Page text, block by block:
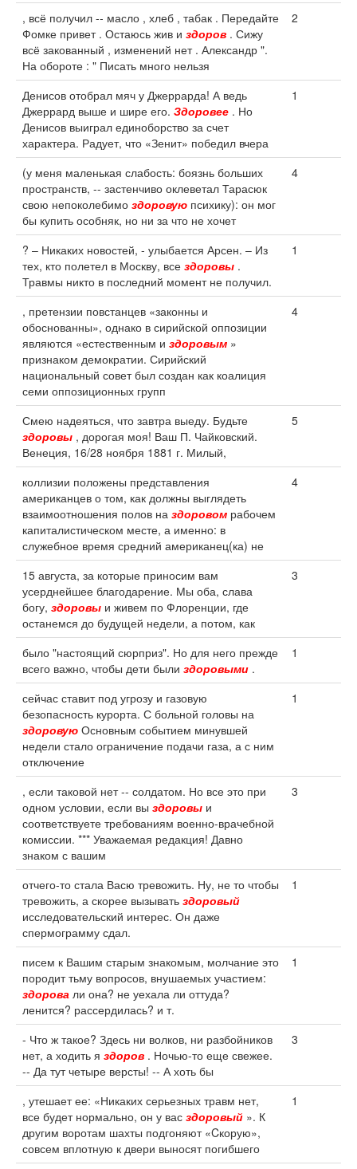
, всё получил -- масло , хлеб , табак . Передайте
Фомке привет . Остаюсь жив и здоров . Сижу
всё закованный , изменений нет . Александр ".
На обороте : " Писать много нельзя
2
Денисов отобрал мяч у Джеррарда! А ведь
Джеррард выше и шире его. Здоровее . Но
Денисов выиграл единоборство за счет
характера. Радует, что «Зенит» победил вчера
1
(у меня маленькая слабость: боязнь больших
пространств, -- застенчиво оклеветал Тарасюк
свою непоколебимо здоровую психику): он мог
бы купить особняк, но ни за что не хочет
4
? – Никаких новостей, - улыбается Арсен. – Из
тех, кто полетел в Москву, все здоровы .
Травмы никто в последний момент не получил.
1
, претензии повстанцев «законны и
обоснованны», однако в сирийской оппозиции
являются «естественным и здоровым »
признаком демократии. Сирийский
национальный совет был создан как коалиция
семи оппозиционных групп
4
Смею надеяться, что завтра выеду. Будьте
здоровы , дорогая моя! Ваш П. Чайковский.
Венеция, 16/28 ноября 1881 г. Милый,
5
коллизии положены представления
американцев о том, как должны выглядеть
взаимоотношения полов на здоровом рабочем
капиталистическом месте, а именно: в
служебное время средний американец(ка) не
4
15 августа, за которые приносим вам
усерднейшее благодарение. Мы оба, слава
богу, здоровы и живем по Флоренции, где
останемся до будущей недели, а потом, как
3
было "настоящий сюрприз". Но для него прежде
всего важно, чтобы дети были здоровыми .
1
сейчас ставит под угрозу и газовую
безопасность курорта. С больной головы на
здоровую Основным событием минувшей
недели стало ограничение подачи газа, а с ним
отключение
1
, если таковой нет -- солдатом. Но все это при
одном условии, если вы здоровы и
соответствуете требованиям военно-врачебной
комиссии. *** Уважаемая редакция! Давно
знаком с вашим
3
отчего-то стала Васю тревожить. Ну, не то чтобы
тревожить, а скорее вызывать здоровый
исследовательский интерес. Он даже
спермограмму сдал.
1
писем к Вашим старым знакомым, молчание это
породит тьму вопросов, внушаемых участием:
здорова ли она? не уехала ли оттуда?
ленится? рассердилась? и т.
1
- Что ж такое? Здесь ни волков, ни разбойников
нет, а ходить я здоров . Ночью-то еще свежее.
-- Да тут четыре версты! -- А хоть бы
3
, утешает ее: «Никаких серьезных травм нет,
все будет нормально, он у вас здоровый ». К
другим воротам шахты подгоняют «Cкорую»,
совсем вплотную к двери выносят погибшего
1